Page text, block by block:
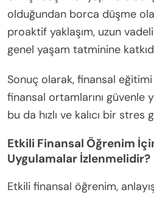
olduğundan borca düşme
proaktif yaklaşım, uzun
genel yaşam tatminine
Sonuç olarak, finansal
finansal ortamlarını güvenle
bu da hızlı ve kalıcı bir stres
Etkili Finansal Öğrenim
Uygulamalar İzlenmelidir?
Etkili finansal öğrenim,